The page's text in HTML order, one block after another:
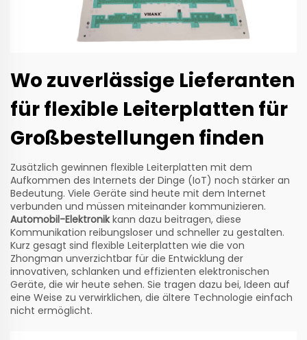
Wo zuverlässige Lieferanten
für flexible Leiterplatten für
Großbestellungen finden
Zusätzlich gewinnen flexible Leiterplatten mit dem
Aufkommen des Internets der Dinge (IoT) noch stärker an
Bedeutung. Viele Geräte sind heute mit dem Internet
verbunden und müssen miteinander kommunizieren.
Automobil-Elektronikkann dazu beitragen, diese
Kommunikation reibungsloser und schneller zu gestalten.
Kurz gesagt sind flexible Leiterplatten wie die von
Zhongman unverzichtbar für die Entwicklung der
innovativen, schlanken und effizienten elektronischen
Geräte, die wir heute sehen. Sie tragen dazu bei, Ideen auf
eine Weise zu verwirklichen, die ältere Technologie einfach
nicht ermöglicht.